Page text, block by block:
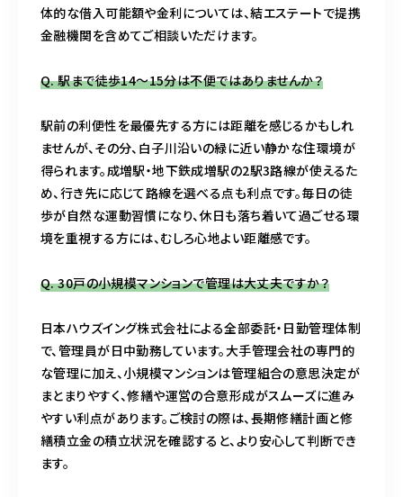
体的な借入可能額や金利については、結エステートで提携
金融機関を含めてご相談いただけます。
Q. 駅まで徒歩14〜15分は不便ではありませんか？
駅前の利便性を最優先する方には距離を感じるかもしれ
ませんが、その分、白子川沿いの緑に近い静かな住環境が
得られます。成増駅・地下鉄成増駅の2駅3路線が使えるた
め、行き先に応じて路線を選べる点も利点です。毎日の徒
歩が自然な運動習慣になり、休日も落ち着いて過ごせる環
境を重視する方には、むしろ心地よい距離感です。
Q. 30戸の小規模マンションで管理は大丈夫ですか？
日本ハウズイング株式会社による全部委託・日勤管理体制
で、管理員が日中勤務しています。大手管理会社の専門的
な管理に加え、小規模マンションは管理組合の意思決定が
まとまりやすく、修繕や運営の合意形成がスムーズに進み
やすい利点があります。ご検討の際は、長期修繕計画と修
繕積立金の積立状況を確認すると、より安心して判断でき
ます。